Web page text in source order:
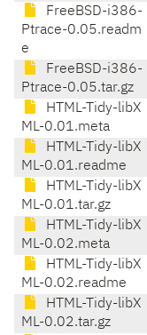
FreeBSD-i386-
Ptrace-0.05.readm
e
FreeBSD-i386-
Ptrace-0.05.tar.gz
HTML-Tidy-libX
ML-0.01.meta
HTML-Tidy-libX
ML-0.01.readme
HTML-Tidy-libX
ML-0.01.tar.gz
HTML-Tidy-libX
ML-0.02.meta
HTML-Tidy-libX
ML-0.02.readme
HTML-Tidy-libX
ML-0.02.tar.gz